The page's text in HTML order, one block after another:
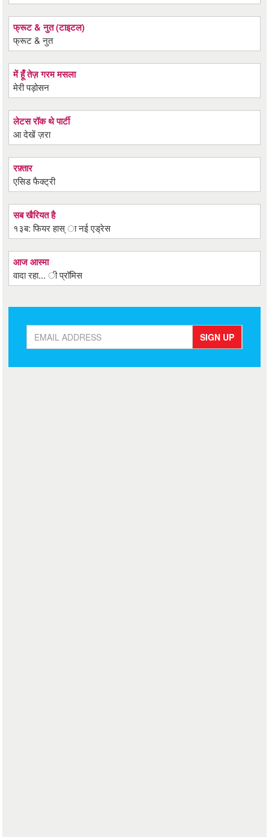
फ्रूट & नुत (टाइटल)
फ्रूट & नुत
में हूँ तेज़ गरम मसला
मेरी पड़ोसन
लेटस रॉक थे पार्टी
आ देखें ज़रा
रफ़्तार
एसिड फैक्ट्री
सब खैरियत है
१३ब: फियर हास् ा नई एड्रेस
आज आस्मा
वादा रहा... ी प्रॉमिस
SIGN UP